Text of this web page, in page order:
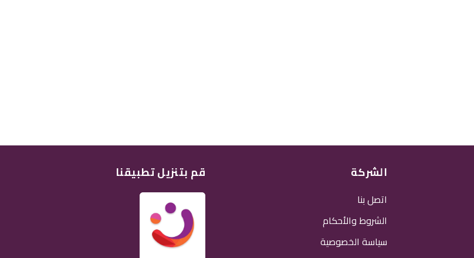
الشركة
اتصل بنا
الشروط والأحكام
سياسة الخصوصية
قم بتنزيل تطبيقنا